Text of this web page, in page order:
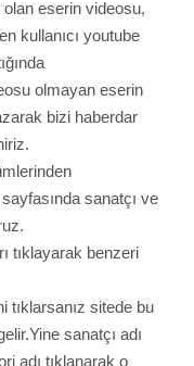
eserin videosu,
kullanıcı youtube
olmayan eserin
bizi haberdar
sanatçı ve
tıklayarak benzeri
tıklarsanız sitede bu
sanatçı adı
adı tıklanarak o